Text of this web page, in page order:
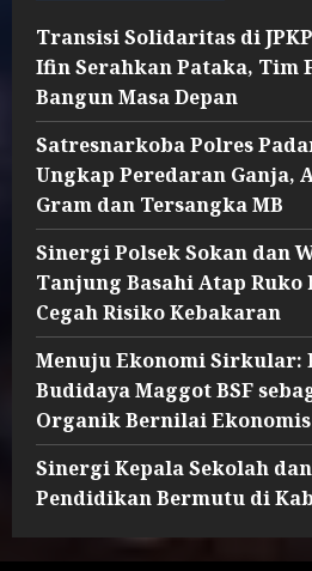
Transisi Solidaritas di
Ifin Serahkan Pataka, Tim
Bangun Masa Depan
Satresnarkoba Polres
Ungkap Peredaran Ganja,
Gram dan Tersangka MB
Sinergi Polsek Sokan dan
Tanjung Basahi Atap Ruko
Cegah Risiko Kebakaran
Menuju Ekonomi Sirkular:
Budidaya Maggot BSF
Organik Bernilai
Sinergi Kepala Sekolah
Pendidikan Bermutu di